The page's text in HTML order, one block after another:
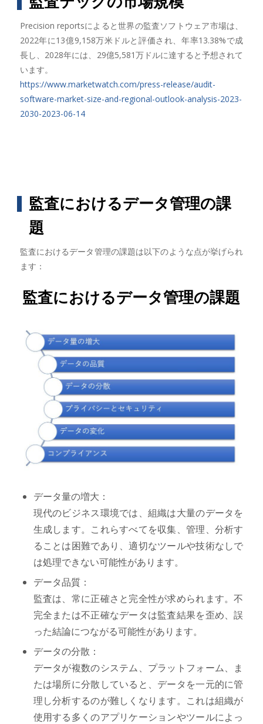
Precision reportsによると世界の監査ソフトウェア市場は、
2022年に13億9,158万米ドルと評価され、年率13.38%で成
長し、2028年には、29億5,581万ドルに達すると予想されて
います。
https://www.marketwatch.com/press-release/audit-
software-market-size-and-regional-outlook-analysis-2023-
2030-2023-06-14
監査におけるデータ管理の課
題
監査におけるデータ管理の課題は以下のような点が挙げられ
ます：
監査におけるデータ管理の課題
データ量の増大：
現代のビジネス環境では、組織は大量のデータを
生成します。これらすべてを収集、管理、分析す
ることは困難であり、適切なツールや技術なしで
は処理できない可能性があります。
データ品質：
監査は、常に正確さと完全性が求められます。不
完全または不正確なデータは監査結果を歪め、誤
った結論につながる可能性があります。
データの分散：
データが複数のシステム、プラットフォーム、ま
たは場所に分散していると、データを一元的に管
理し分析するのが難しくなります。これは組織が
使用する多くのアプリケーションやツールによっ